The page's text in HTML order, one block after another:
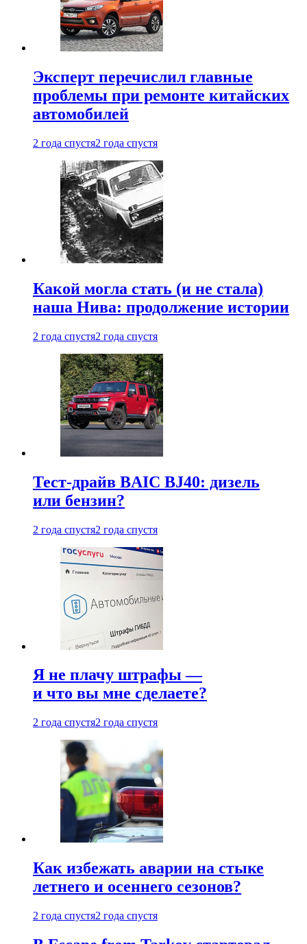
Эксперт перечислил главные
проблемы при ремонте китайских
автомобилей
2 года спустя2 года спустя
Какой могла стать (и не стала)
наша Нива: продолжение истории
2 года спустя2 года спустя
Тест-драйв BAIC BJ40: дизель
или бензин?
2 года спустя2 года спустя
Я не плачу штрафы —
и что вы мне сделаете?
2 года спустя2 года спустя
Как избежать аварии на стыке
летнего и осеннего сезонов?
2 года спустя2 года спустя